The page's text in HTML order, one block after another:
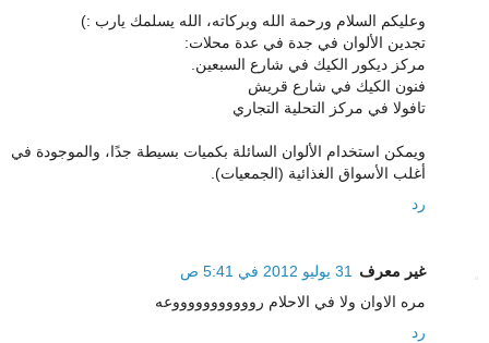
وعليكم السلام ورحمة الله وبركاته، الله يسلمك يارب :)
تجدين الألوان في جدة في عدة محلات:
مركز ديكور الكيك في شارع السبعين.
فنون الكيك في شارع قريش
تافولا في مركز التحلية التجاري
ويمكن استخدام الألوان السائلة بكميات بسيطة جدًا، والموجودة في
أغلب الأسواق الغذائية (الجمعيات).
رد
غير معرف
31 يوليو 2012 في 5:41 ص
مره الاوان ولا في الاحلام روووووووووووعه
رد